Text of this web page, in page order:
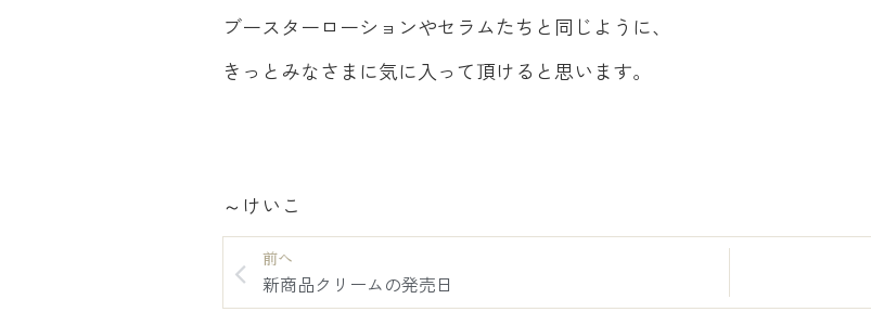
ブースターローションやセラムたちと同じように、
きっとみなさまに気に入って頂けると思います。
～けいこ
前へ
新商品クリームの発売日